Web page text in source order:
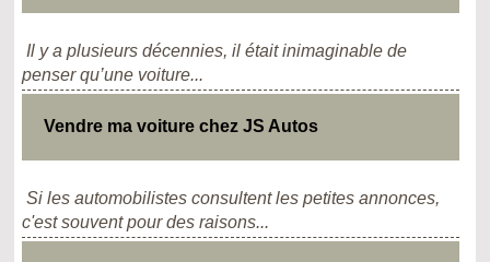
Il y a plusieurs décennies, il était inimaginable de
penser qu’une voiture...
Vendre ma voiture chez JS Autos
Si les automobilistes consultent les petites annonces,
c'est souvent pour des raisons...